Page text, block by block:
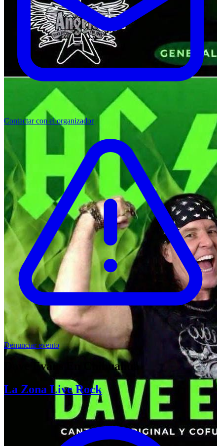
Contactar con el organizador
Denunciar evento
Dave Evans En Chihuahua
La Zona Live Rock